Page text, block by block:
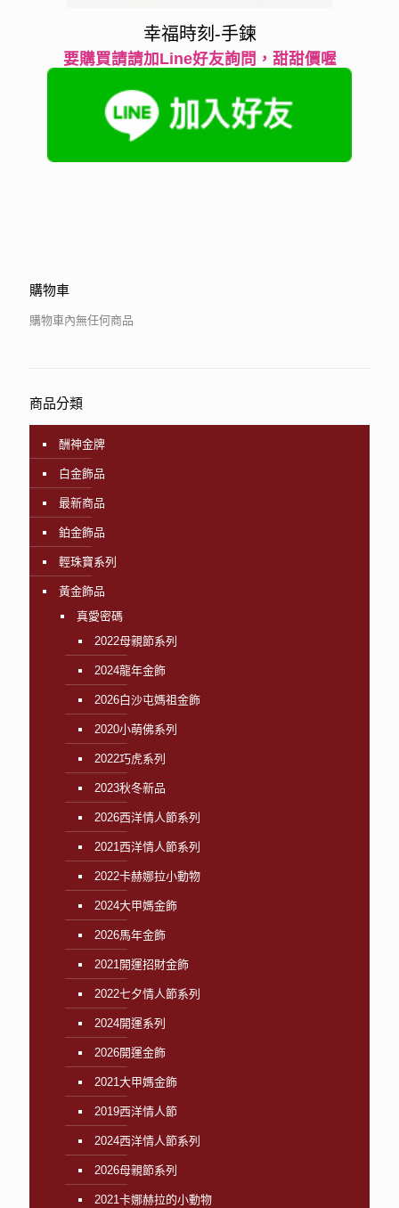
幸福時刻-手鍊
要購買請請加Line好友詢問，甜甜價喔
購物車
購物車內無任何商品
商品分類
酬神金牌
白金飾品
最新商品
鉑金飾品
輕珠寶系列
黃金飾品
真愛密碼
2022母親節系列
2024龍年金飾
2026白沙屯媽祖金飾
2020小萌佛系列
2022巧虎系列
2023秋冬新品
2026西洋情人節系列
2021西洋情人節系列
2022卡赫娜拉小動物
2024大甲媽金飾
2026馬年金飾
2021開運招財金飾
2022七夕情人節系列
2024開運系列
2026開運金飾
2021大甲媽金飾
2019西洋情人節
2024西洋情人節系列
2026母親節系列
2021卡娜赫拉的小動物